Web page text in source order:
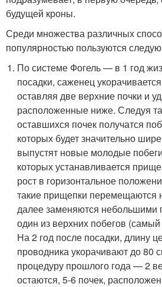
будущей кроны.
Среди множества различных
популярностью пользуются
По системе Фогель — в 1 год
посадки, саженец
оставляя две верхние почки и
расположенные ниже. Следуя
оставшихся почек получатся
которых будет значительно
выпустят новые молодые
которых устанавливается
рост в горизонтальное
такие прищепки перемещаются
далее заменяются небольшими
один из верхних побегов
На 2 год после посадки, длину
проводника укорачивают до 80
процедуру прошлого года — 2
остаются, 5-6 почек,